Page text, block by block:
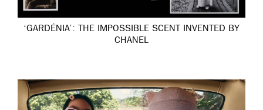
‘GARDÉNIA’: THE IMPOSSIBLE SCENT INVENTED BY
CHANEL